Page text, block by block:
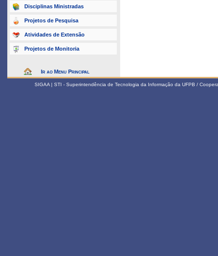
Disciplinas Ministradas
Projetos de Pesquisa
Atividades de Extensão
Projetos de Monitoria
Ir ao Menu Principal
SIGAA | STI - Superintendência de Tecnologia da Informação da UFPB /